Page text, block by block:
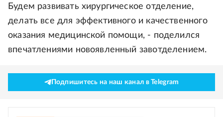
Будем развивать хирургическое отделение,
делать все для эффективного и качественного
оказания медицинской помощи, - поделился
впечатлениями новоявленный завотделением.
Подпишитесь на наш канал в Telegram